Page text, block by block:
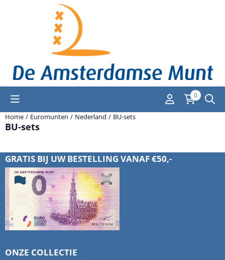
Cookievoorkeuren zijn momenteel gesloten.
0
Home / Euromunten / Nederland / BU-sets
BU-sets
GRATIS BIJ UW BESTELLING VANAF €50,-
ONZE COLLECTIE